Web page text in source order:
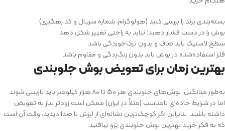
بسته‌بندی برند را بررسی کنید (هولوگرام، شماره سریال و کد رهگیری)
بوش را در دست فشار دهید؛ نباید به راحتی تغییر شکل دهد
سطح لاستیک باید صاف و بدون ترک‌خوردگی باشد
فلز استفاده‌شده در بوش باید بدون زنگ‌زدگی و مقاوم باشد
بهترین زمان برای تعویض بوش جلوبندی
به‌طور میانگین، بوش‌های جلوبندی هر ۵۰ تا ۸۰ هزار کیلومتر باید بازبینی شوند.
اما در شرایط جاده‌ای نامناسب (مثلاً در ایران) ممکن است زودتر نیاز به تعویض
داشته باشند. بنابراین اگر کوچک‌ترین نشانه‌ای از لرزش یا صدا دیدید، وقت آن است
که به فکر خرید بهترین بوش جلوبندی پژو بیافتید.